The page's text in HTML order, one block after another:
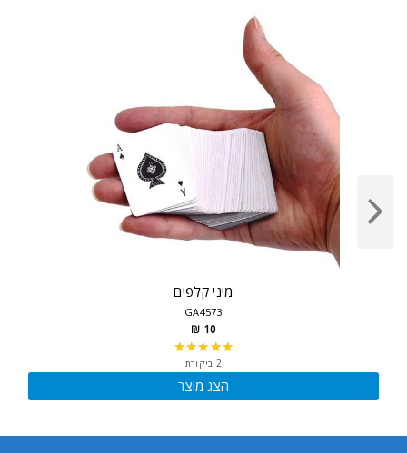
מיני קלפים
GA4573
10 ₪
★★★★★
of
stars
2 ביקורת
הצג מוצר